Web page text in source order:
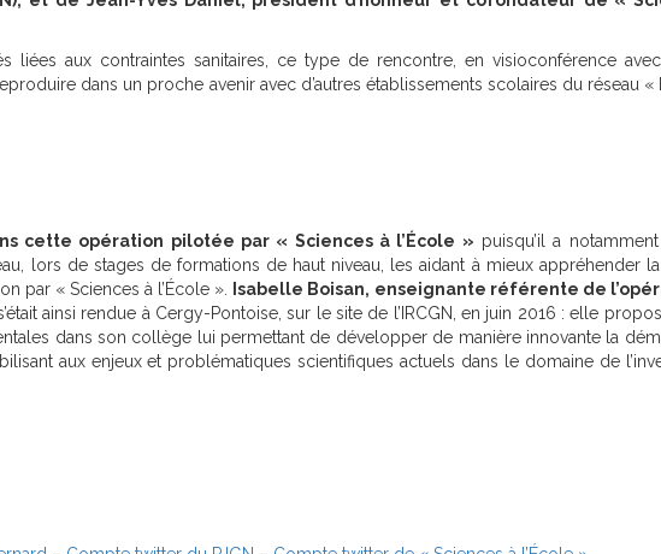
liées aux contraintes sanitaires, ce type de rencontre, en visioconférence avec
dans un proche avenir avec d’autres établissements scolaires du réseau «
cette opération pilotée par « Sciences à l’École » puisqu’il a
lors de stages de formations de haut niveau, les aidant à mieux appréhender
par « Sciences à l’École ».
Isabelle Boisan, enseignante référente de
s’était ainsi rendue à Cergy-Pontoise, sur le site de l’IRCGN, en juin 2016 : elle
dans son collège lui permettant de développer de manière innovante la
aux enjeux et problématiques scientifiques actuels dans le domaine de